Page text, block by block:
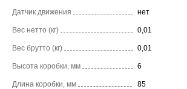
Датчик движения нет
Вес нетто (кг) 0,01
Вес брутто (кг) 0,01
Высота коробки, мм 6
Длина коробки, мм 85